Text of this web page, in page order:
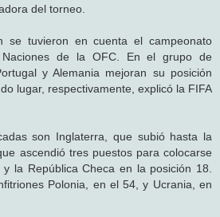
del torneo.
se tuvieron en cuenta el campeonato
de la OFC. En el grupo de
y Alemania mejoran su posición
lugar, respectivamente, explicó la FIFA
son Inglaterra, que subió hasta la
ascendió tres puestos para colocarse
la República Checa en la posición 18.
Polonia, en el 54, y Ucrania, en